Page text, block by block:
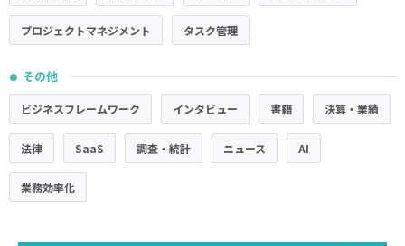
プロジェクトマネジメント タスク管理
● その他
ビジネスフレームワーク インタビュー 書籍 決算・業績
法律 SaaS 調査・統計 ニュース AI
業務効率化